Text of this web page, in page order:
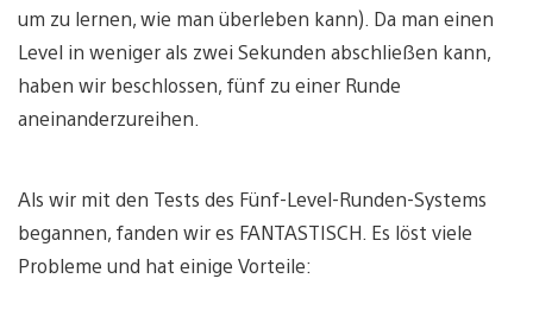
um zu lernen, wie man überleben kann). Da man einen
Level in weniger als zwei Sekunden abschließen kann,
haben wir beschlossen, fünf zu einer Runde
aneinanderzureihen.
Als wir mit den Tests des Fünf-Level-Runden-Systems
begannen, fanden wir es FANTASTISCH. Es löst viele
Probleme und hat einige Vorteile: